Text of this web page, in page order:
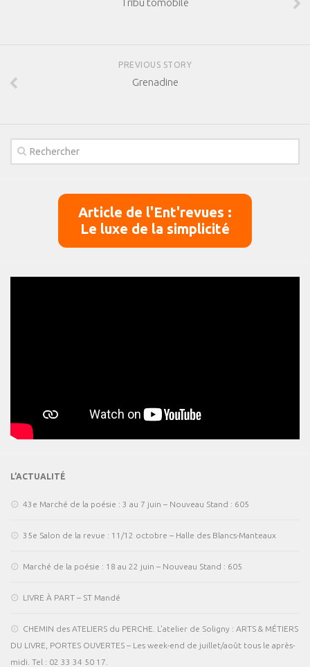
PREVIOUS STORY
Grenadine
Article de l'Ent'revues :
Le luxe de la simplicité
L’ACTUALITÉ
43e Marché de la poésie : 3 au 7 juin – Nouveau Stand : 605
35e Salon de la revue : 11/12 octobre – Halle des Blancs-Manteaux
Marché de la poésie : 18 au 22 juin – Nouveau Stand : 605
LIVRE À PART – ST Mandé
CHEMIN des ATELIERS du PERCHE. L’atelier de Soligny : ARTS & MÉTIERS
DU LIVRE, PORTES OUVERTES – Les week-end de juillet/août tous le après-
midi. Tel : 02 33 34 50 17.